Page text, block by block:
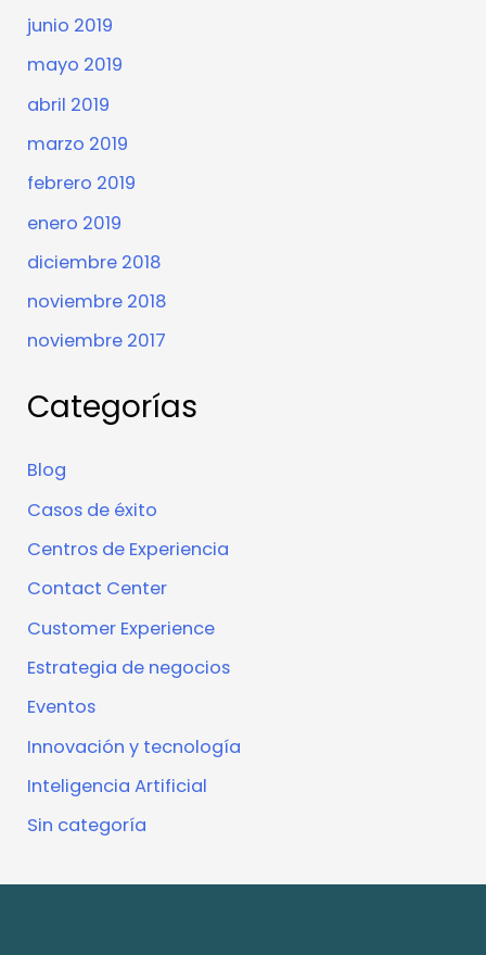
junio 2019
mayo 2019
abril 2019
marzo 2019
febrero 2019
enero 2019
diciembre 2018
noviembre 2018
noviembre 2017
Categorías
Blog
Casos de éxito
Centros de Experiencia
Contact Center
Customer Experience
Estrategia de negocios
Eventos
Innovación y tecnología
Inteligencia Artificial
Sin categoría